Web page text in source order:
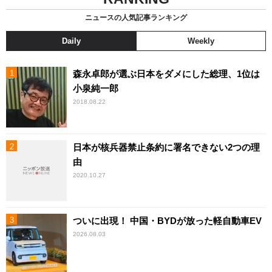
ニュースの人気記事ランキング
Daily Weekly
森永卓郎が選ぶ日本をダメにした総理、1位は
小泉純一郎
2018.08.22
日本が核兵器禁止条約に署名できない2つの理
由
2020.10.27
ついに出現！ 中国・BYDが放った軽自動車EV
2026.08.03